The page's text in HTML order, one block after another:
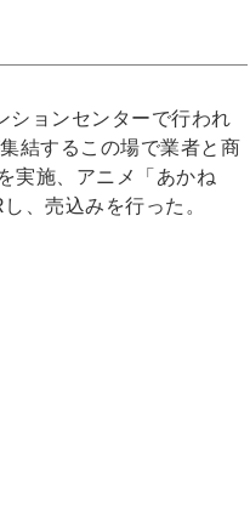
ョンセンターで行われ
結するこの場で業者と商
実施、アニメ「あかね
、売込みを行った。